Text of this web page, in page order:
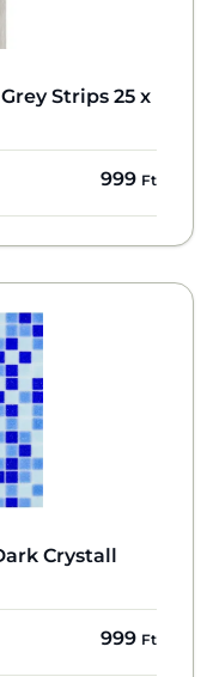
Strips 25 x
999 Ft
Crystall
999 Ft